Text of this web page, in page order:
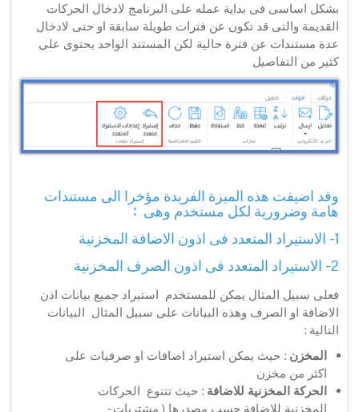
بشكل اساسى فى بداية عمله على البرنامج لادخال الحركات
القديمة والتى قد تكون عن فترات طويلة سابقة او حتى لادخال
عدة مستندات عن فترة حالية لكن المستند الواحد يحتوى على
كثير من التفاصيل
وقد اضيفت هذه الميزة الفريدة مؤخرا الى مستندات
هامة وضرورية لكل مستخدم وهى :
1- الاستيراد المتعدد فى اذون الاضافة المخزنية
2- الاستيراد المتعدد فى اذون الصرف المخزنية
فعلى سبيل المثال يمكن للمستخدم استيراد جميع بيانات اذن
الاضافة او الصرف وهذه البيانات على سبيل المثال البيانات
التالية :
المخزن : حيث يمكن استيراد اضافات او صرفيات على
اكثر من مخزن
الحركة المخزنية للاضافة : حيث تتنوع الحركات
المخزنبة للاضافة حسب مصدرها ( مشتريات -